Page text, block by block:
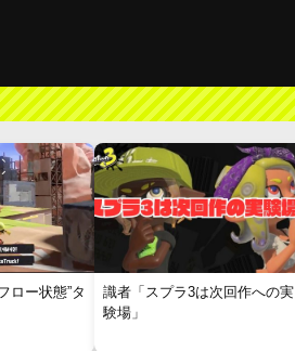
ロー状態”タ
識者「スプラ3は次回作への実
験場」